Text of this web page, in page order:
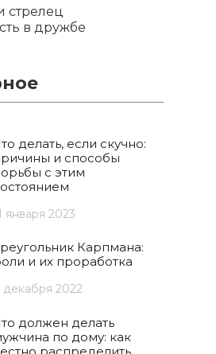
стрелец
в дружбе
делать, если скучно:
и способы
с этим
января 2023
Карпмана:
и их проработка
декабря 2022
должен делать
по дому: как